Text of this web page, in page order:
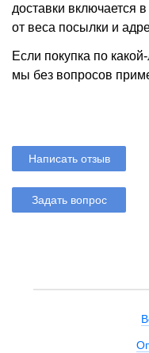
доставки включается
от веса посылки и
Если покупка по
мы без вопросов
Написать отзыв
Задать вопрос